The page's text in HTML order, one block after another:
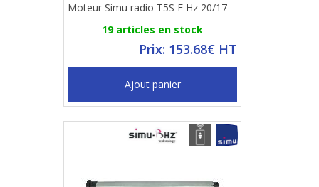
Moteur Simu radio T5S E Hz 20/17
19 articles en stock
Prix: 153.68€ HT
Ajout panier